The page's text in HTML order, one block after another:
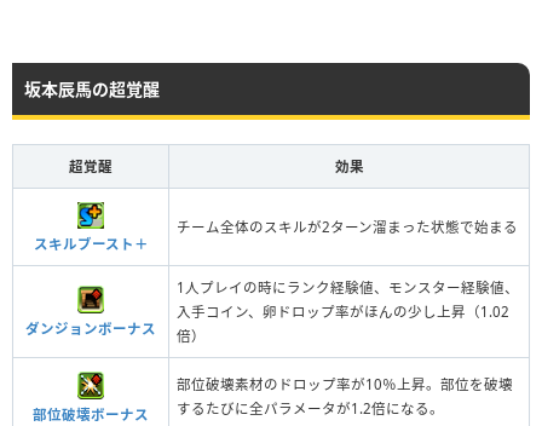
坂本辰馬の超覚醒
超覚醒 効果
スキルブースト＋
チーム全体のスキルが2ターン溜まった状態で始まる
ダンジョンボーナス
1人プレイの時にランク経験値、モンスター経験値、
入手コイン、卵ドロップ率がほんの少し上昇（1.02
倍）
部位破壊ボーナス
部位破壊素材のドロップ率が10％上昇。部位を破壊
するたびに全パラメータが1.2倍になる。